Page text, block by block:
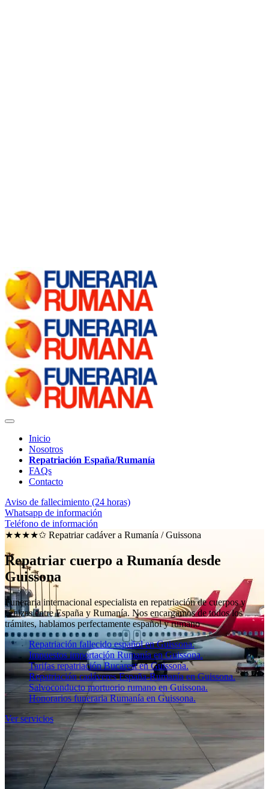
Inicio
Nosotros
Repatriación España/Rumanía
FAQs
Contacto
Aviso de fallecimiento (24 horas)
Whatsapp de información
Teléfono de información
★★★★✩ Repatriar cadáver a Rumanía /Guissona
Repatriar cuerpo a Rumanía desde
Guissona
Funeraria internacional especialista en repatriación de cuerpos y
cenizas entre España y Rumanía. Nos encargamos de todos los
trámites, hablamos perfectamente español y rumano
Repatriación fallecido español en Guissona.
Impuestos importación Rumanía en Guissona.
Tarifas repatriación Bucarest en Guissona.
Repatriación cadáveres España-Rumanía en Guissona.
Salvoconducto mortuorio rumano en Guissona.
Honorarios funeraria Rumanía en Guissona.
Ver servicios